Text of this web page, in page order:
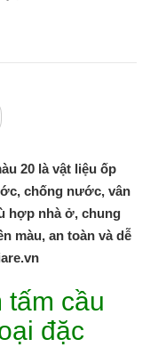
20 là vật liệu ốp
chống nước, vân
hợp nhà ở, chung
màu, an toàn và dễ
tấm cầu
đặc